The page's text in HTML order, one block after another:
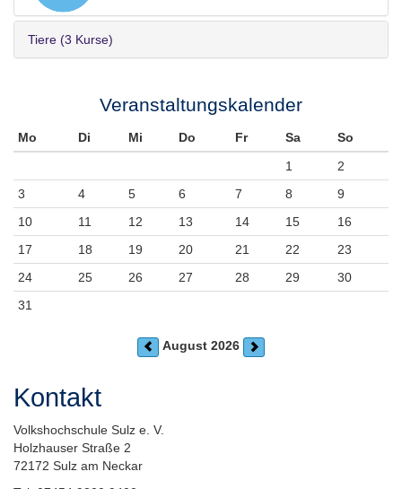
Tiere (3 Kurse)
Veranstaltungskalender
Mo Di Mi Do Fr Sa
So
1
2
3
4 5 6 7 8
9
10
11 12 13 14 15
16
17
18 19 20 21 22
23
24
25 26 27 28 29
30
31
August 2026
Kontakt
Volkshochschule Sulz e. V.
Holzhauser Straße 2
72172 Sulz am Neckar